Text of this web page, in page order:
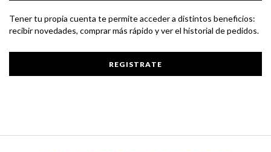
Tener tu propia cuenta te permite acceder a distintos beneficios:
recibir novedades, comprar más rápido y ver el historial de pedidos.
REGISTRATE